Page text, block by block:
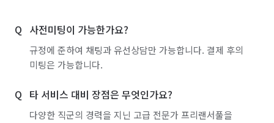
사전미팅이 가능한가요?
규정에 준하여 채팅과 유선상담만 가능합니다. 결제 후의
미팅은 가능합니다.
타 서비스 대비 장점은 무엇인가요?
다양한 직군의 경력을 지닌 고급 전문가 프리랜서풀을